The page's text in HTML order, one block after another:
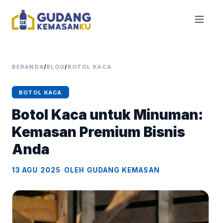
BERANDA/BLOG/ BOTOL KACA
BOTOL KACA
Botol Kaca untuk Minuman:
Kemasan Premium Bisnis
Anda
13 AGU 2025•OLEH GUDANG KEMASAN